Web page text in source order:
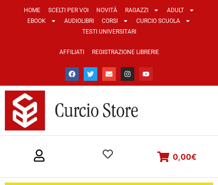
HOME SCELTI PER VOI NOVITÀ RAGAZZI
ADULT
EBOOK
AUDIOLIBRI CORSI
CURCIO SCUOLA
TESTI UNIVERSITARI
AFFILIATI REGISTRAZIONE LIBRERIE
0,00€